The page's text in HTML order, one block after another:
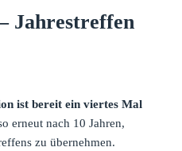
Jahrestreffen
ist bereit ein viertes Mal
erneut nach 10 Jahren,
zu übernehmen.